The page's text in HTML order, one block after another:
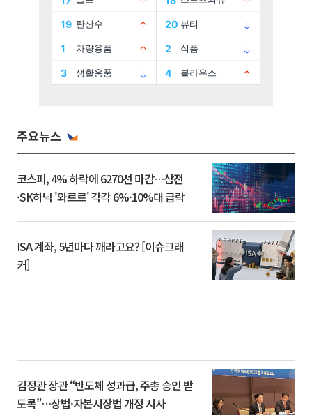
주요뉴스
코스피, 4% 하락에 6270선 마감…삼전
·SK하닉 '와르르' 각각 6%·10%대 급락
ISA 계좌, 5년마다 깨라고요? [이슈크래
커]
김정관 장관 “반도체 성과급, 주총 승인 받
도록”…상법·자본시장법 개정 시사